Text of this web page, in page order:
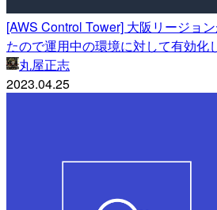
[AWS Control Tower] 大阪リージョ
たので運用中の環境に対して有効化
丸屋正志
2023.04.25